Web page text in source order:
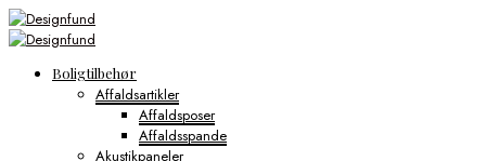
Boligtilbehør
Affaldsartikler
Affaldsposer
Affaldsspande
Akustikpaneler